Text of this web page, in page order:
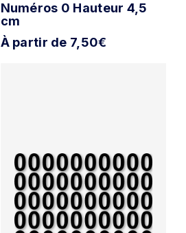
Numéros 0 Hauteur 4,5
cm
À partir de 7,50€